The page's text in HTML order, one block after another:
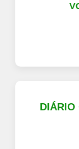
DIÁRIO